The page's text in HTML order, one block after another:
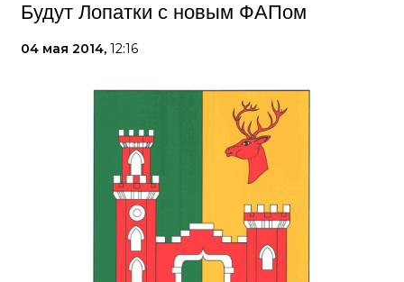
Будут Лопатки с новым ФАПом
04 мая 2014, 12:16